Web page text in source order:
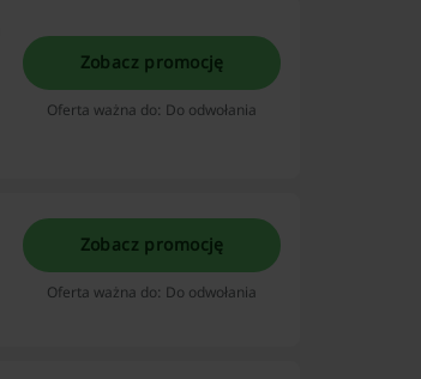
Zobacz promocję
Oferta ważna do: Do odwołania
Zobacz promocję
Oferta ważna do: Do odwołania